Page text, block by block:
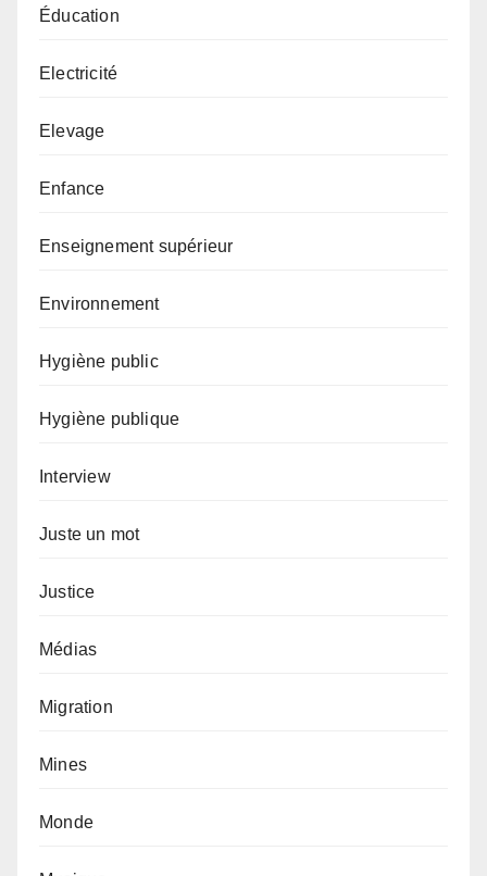
Éducation
Electricité
Elevage
Enfance
Enseignement supérieur
Environnement
Hygiène public
Hygiène publique
Interview
Juste un mot
Justice
Médias
Migration
Mines
Monde